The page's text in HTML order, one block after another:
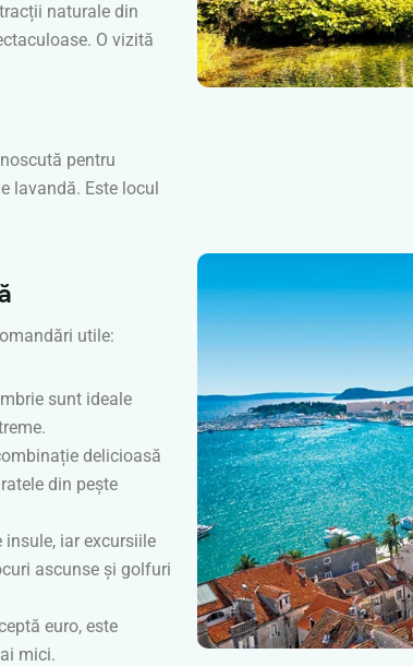
naturale din
O vizită
pentru
lavandă. Este locul
utile:
sunt ideale
delicioasă
din pește
insule, iar excursiile
ascunse și golfuri
euro, este
mici.